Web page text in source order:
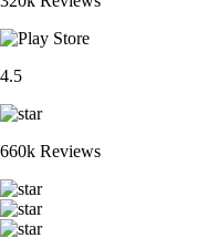
4.5
660k Reviews